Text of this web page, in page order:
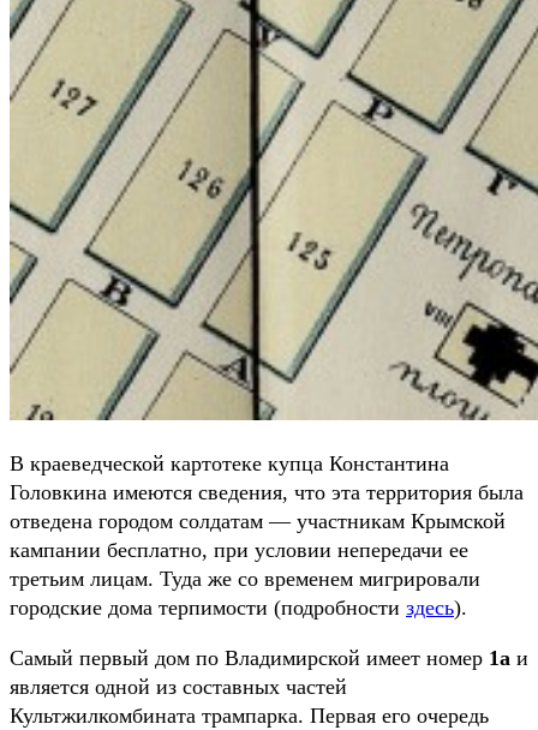
В краеведческой картотеке купца Константина
Головкина имеются сведения, что эта территория была
отведена городом солдатам — участникам Крымской
кампании бесплатно, при условии непередачи ее
третьим лицам. Туда же со временем мигрировали
городские дома терпимости (подробности здесь).
Самый первый дом по Владимирской имеет номер 1а и
является одной из составных частей
Культжилкомбината трампарка. Первая его очередь